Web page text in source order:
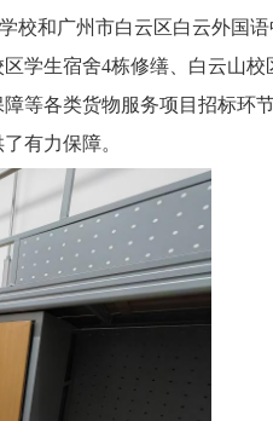
校和广州市白云区白云外国
学生宿舍4栋修缮、白云山校
障等各类货物服务项目招标环
有力保障。